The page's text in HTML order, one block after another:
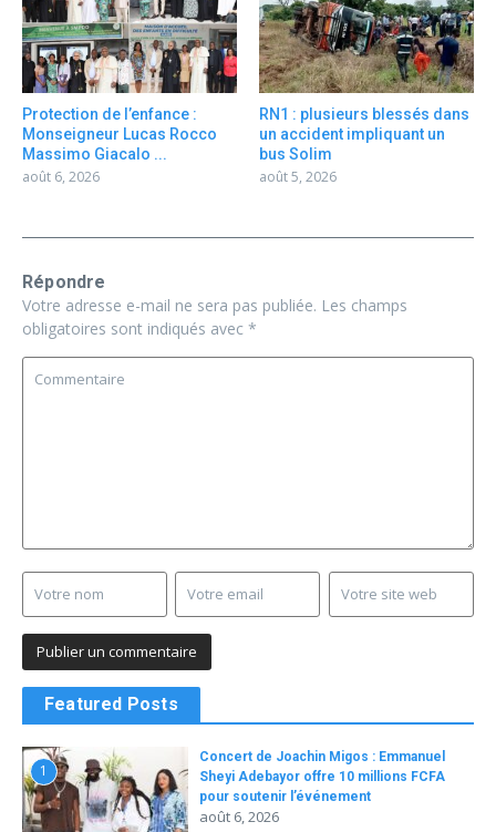
Protection de l’enfance :
Monseigneur Lucas Rocco
Massimo Giacalo ...
août 6, 2026
RN1 : plusieurs blessés dans
un accident impliquant un
bus Solim
août 5, 2026
Répondre
Votre adresse e-mail ne sera pas publiée. Les champs
obligatoires sont indiqués avec *
Featured Posts
1
Concert de Joachin Migos : Emmanuel
Sheyi Adebayor offre 10 millions FCFA
pour soutenir l’événement
août 6, 2026